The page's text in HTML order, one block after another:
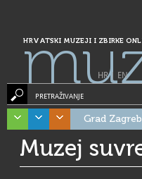
HRVATSKI MUZEJI I ZBIRKE
HR| EN
PRETRAŽIVANJE
Grad Zagreb
Muzej